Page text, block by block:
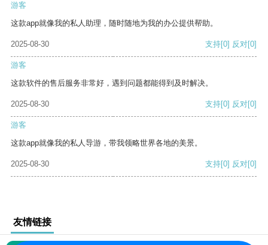
游客
这款app就像我的私人助理，随时随地为我的办公提供帮助。
2025-08-30 支持[0] 反对[0]
游客
这款软件的售后服务非常好，遇到问题都能得到及时解决。
2025-08-30 支持[0] 反对[0]
游客
这款app就像我的私人导游，带我领略世界各地的美景。
2025-08-30 支持[0] 反对[0]
友情链接